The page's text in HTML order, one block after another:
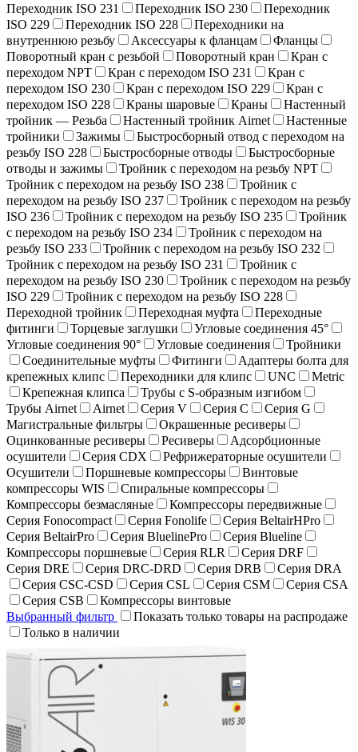
Переходник ISO 231
Переходник ISO 230
Переходник
ISO 229
Переходник ISO 228
Переходники на
внутреннюю резьбу
Аксессуары к фланцам
Фланцы
Поворотный кран c резьбой
Поворотный кран
Кран с
переходом NPT
Кран с переходом ISO 231
Кран с
переходом ISO 230
Кран с переходом ISO 229
Кран с
переходом ISO 228
Краны шаровые Краны
Настенный
тройник — Резьба
Настенный тройник Airnet
Настенные
тройники
Зажимы
Быстросборный отвод с переходом на
резьбу ISO 228
Быстросборные отводы
Быстросборные
отводы и зажимы
Тройник с переходом на резьбу NPT
Тройник с переходом на резьбу ISO 238
Тройник с
переходом на резьбу ISO 237
Тройник с переходом на резьбу
ISO 236
Тройник с переходом на резьбу ISO 235
Тройник
с переходом на резьбу ISO 234
Тройник с переходом на
резьбу ISO 233
Тройник с переходом на резьбу ISO 232
Тройник с переходом на резьбу ISO 231
Тройник с
переходом на резьбу ISO 230
Тройник с переходом на резьбу
ISO 229
Тройник с переходом на резьбу ISO 228
Переходной тройник
Переходная муфта
Переходные
фитинги
Торцевые заглушки
Угловые соединения 45°
Угловые соединения 90°
Угловые соединения
Тройники
Соединительные муфты
Фитинги
Адаптеры болта для
крепежных клипс
Переходники для клипс UNC
Metric
Крепежная клипса
Трубы с S-образным изгибом
Трубы Airnet
Airnet Серия V Серия C
Серия G
Магистральные фильтры
Окрашенные ресиверы
Оцинкованные ресиверы
Ресиверы
Адсорбционные
осушители
Серия CDX
Рефрижераторные осушители
Осушители
Поршневые компрессоры
Винтовые
компрессоры WIS
Спиральные компрессоры
Компрессоры безмасляные
Компрессоры передвижные
Серия Fonocompact
Серия Fonolife
Серия BeltairHPro
Серия BeltairPro
Серия BluelinePro
Серия Blueline
Компрессоры поршневые
Серия RLR
Серия DRF
Серия DRE
Серия DRC-DRD Серия DRB
Серия DRA
Серия CSC-CSD
Серия CSL Серия CSM
Серия CSA
Серия CSB
Компрессоры винтовые
Выбранный фильтр
Показать только товары на распродаже
Только в наличии